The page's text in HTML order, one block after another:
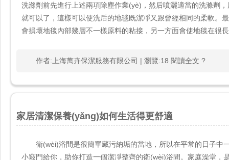
洗滌劑前先進行上述兩項除塵作業(yè)，然后噴灑適當的洗滌劑，
就可以了，這樣可以使洗后的地毯既潔凈又跟曾經相同的柔軟
會損壞地毯內部幾層不一樣原料的粘接，另一方面會使地毯在
作者:上海萬卉保潔服務有限公司 | 瀏覽:18 閱讀全文 ?
家居清潔保養(yǎng)如何生活得更舒適
衛(wèi)浴間是很簡單藏污納垢的當地，所以在平常的日子中
小竅門給你，助你打造一個潔凈整齊的衛(wèi)浴間。家庭澡堂，是